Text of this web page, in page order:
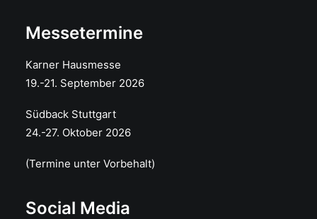
Messetermine
Karner Hausmesse
19.-21. September 2026
Südback Stuttgart
24.-27. Oktober 2026
(Termine unter Vorbehalt)
Social Media